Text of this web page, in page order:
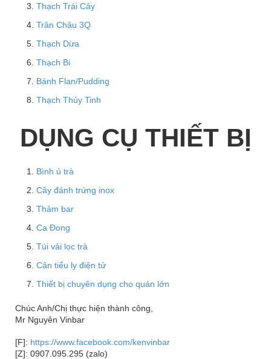
Thạch Trái Cây
Trân Châu 3Q
Thạch Dừa
Thạch Bi
Bánh Flan/Pudding
Thạch Thủy Tinh
DỤNG CỤ THIẾT BỊ
Bình ủ trà
Cây đánh trứng inox
Thảm bar
Ca Đong
Túi vải lọc trà
Cân tiểu ly điện tử
Thiết bị chuyên dụng cho quán lớn
Chúc Anh/Chị thực hiện thành công,
Mr Nguyên Vinbar
[F]: https://www.facebook.com/kenvinbar
[Z]: 0907.095.295 (zalo)